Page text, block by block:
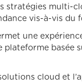
stratégies multi-
vis-à-vis du
une
basée
cloud et